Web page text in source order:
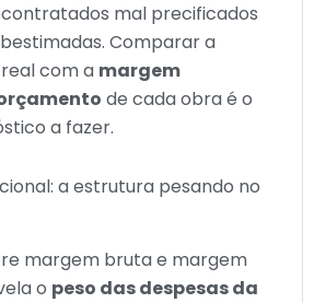
mal precificados
Comparar a
com a margem
de cada obra é o
a fazer.
a estrutura pesando no
margem bruta e margem
o peso das despesas da